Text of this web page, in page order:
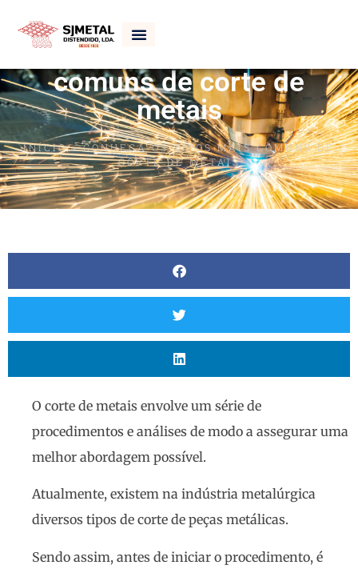
Conheça os tipos mais
comuns de corte de
metais
INÍCIO»CONHEÇA OS TIPOS MAIS COMUNS DE
CORTE DE METAIS
O corte de metais envolve um série de
procedimentos e análises de modo a assegurar uma
melhor abordagem possível.
Atualmente, existem na indústria metalúrgica
diversos tipos de corte de peças metálicas.
Sendo assim, antes de iniciar o procedimento, é